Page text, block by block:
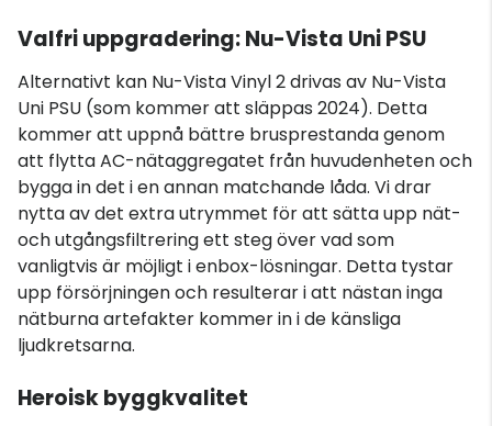
Valfri uppgradering: Nu-Vista Uni PSU
Alternativt kan Nu-Vista Vinyl 2 drivas av Nu-Vista
Uni PSU (som kommer att släppas 2024). Detta
kommer att uppnå bättre brusprestanda genom
att flytta AC-nätaggregatet från huvudenheten och
bygga in det i en annan matchande låda. Vi drar
nytta av det extra utrymmet för att sätta upp nät-
och utgångsfiltrering ett steg över vad som
vanligtvis är möjligt i enbox-lösningar. Detta tystar
upp försörjningen och resulterar i att nästan inga
nätburna artefakter kommer in i de känsliga
ljudkretsarna.
Heroisk byggkvalitet